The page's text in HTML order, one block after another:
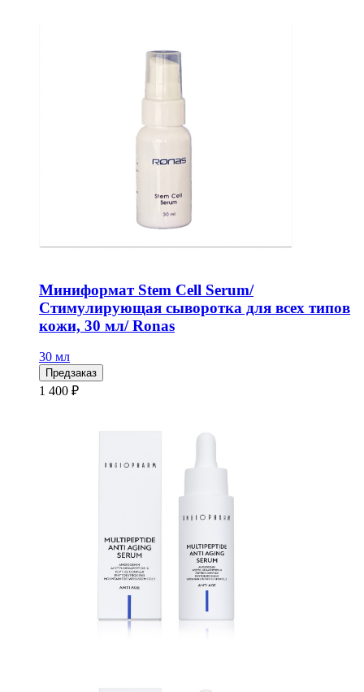
Миниформат Stem Cell Serum/
Стимулирующая сыворотка для всех типов
кожи, 30 мл/ Ronas
30 мл
Предзаказ
1 400 ₽